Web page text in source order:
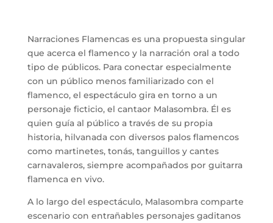
Narraciones Flamencas es una propuesta singular
que acerca el flamenco y la narración oral a todo
tipo de públicos. Para conectar especialmente
con un público menos familiarizado con el
flamenco, el espectáculo gira en torno a un
personaje ficticio, el cantaor Malasombra. Él es
quien guía al público a través de su propia
historia, hilvanada con diversos palos flamencos
como martinetes, tonás, tanguillos y cantes
carnavaleros, siempre acompañados por guitarra
flamenca en vivo.
​A lo largo del espectáculo, Malasombra comparte
escenario con entrañables personajes gaditanos